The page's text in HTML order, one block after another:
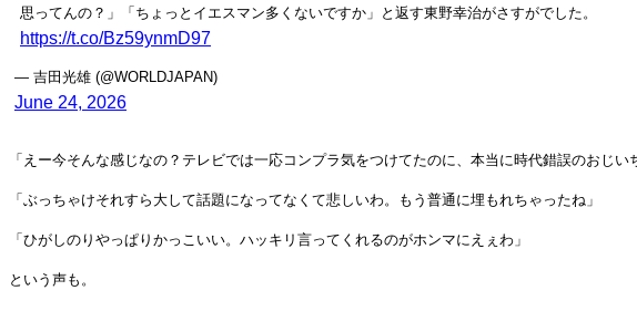
思ってんの？」「ちょっとイエスマン多くないですか」と返す東野幸治がさすがでした。
https://t.co/Bz59ynmD97
— 吉田光雄 (@WORLDJAPAN)
June 24, 2026
「えー今そんな感じなの？テレビでは一応コンプラ気をつけてたのに、本当に時代錯誤のおじい
「ぶっちゃけそれすら大して話題になってなくて悲しいわ。もう普通に埋もれちゃったね」
「ひがしのりやっぱりかっこいい。ハッキリ言ってくれるのがホンマにえぇわ」
という声も。